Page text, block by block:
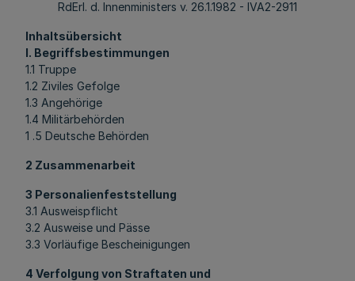
RdErl. d. Innenministers v. 26.1.1982 - IVA2-2911
Inhaltsübersicht
l. Begriffsbestimmungen
1.1 Truppe
1.2 Ziviles Gefolge
1.3 Angehörige
1.4 Militärbehörden
1 .5 Deutsche Behörden
2 Zusammenarbeit
3 Personalienfeststellung
3.1 Ausweispflicht
3.2 Ausweise und Pässe
3.3 Vorläufige Bescheinigungen
4 Verfolgung von Straftaten und